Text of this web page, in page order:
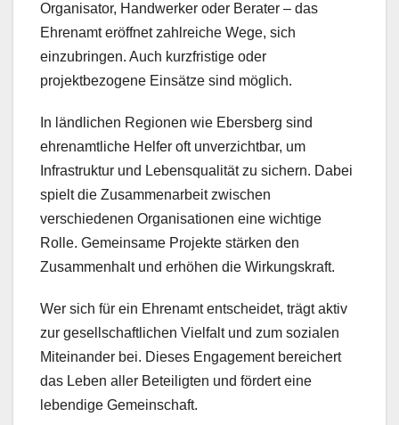
Organisator, Handwerker oder Berater – das
Ehrenamt eröffnet zahlreiche Wege, sich
einzubringen. Auch kurzfristige oder
projektbezogene Einsätze sind möglich.
In ländlichen Regionen wie Ebersberg sind
ehrenamtliche Helfer oft unverzichtbar, um
Infrastruktur und Lebensqualität zu sichern. Dabei
spielt die Zusammenarbeit zwischen
verschiedenen Organisationen eine wichtige
Rolle. Gemeinsame Projekte stärken den
Zusammenhalt und erhöhen die Wirkungskraft.
Wer sich für ein Ehrenamt entscheidet, trägt aktiv
zur gesellschaftlichen Vielfalt und zum sozialen
Miteinander bei. Dieses Engagement bereichert
das Leben aller Beteiligten und fördert eine
lebendige Gemeinschaft.